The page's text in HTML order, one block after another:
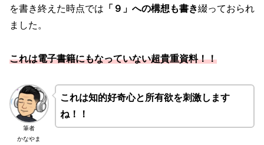
を書き終えた時点では 「９」への構想も書き綴っておられ
ました。
これは電子書籍にもなっていない超貴重資料！！
筆者
かなやま
これは知的好奇心と所有欲を刺激します
ね！！